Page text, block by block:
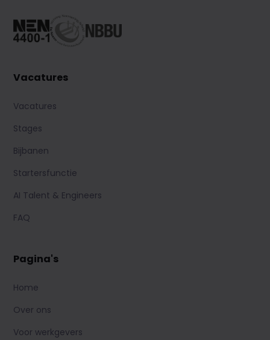
Vacatures
Vacatures
Stages
Bijbanen
Startersfunctie
AI Talent & Engineers
FAQ
Pagina's
Home
Over ons
Voor werkgevers